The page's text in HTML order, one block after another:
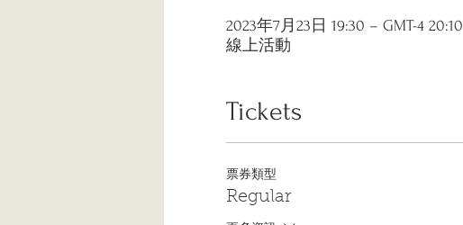
2023年7月23日 19:30 – GMT-4 20:10
線上活動
Tickets
票券類型
Regular